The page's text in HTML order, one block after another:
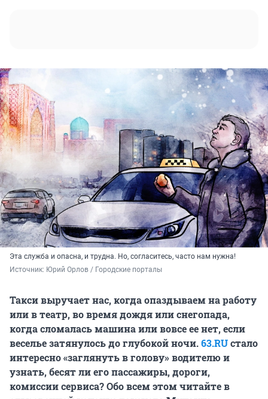
Эта служба и опасна, и трудна. Но, согласитесь, часто нам нужна!
Источник: Юрий Орлов / Городские порталы
Такси выручает нас, когда опаздываем на работу
или в театр, во время дождя или снегопада,
когда сломалась машина или вовсе ее нет, если
веселье затянулось до глубокой ночи.63.RUстало
интересно «заглянуть в голову» водителю и
узнать, бесят ли его пассажиры, дороги,
комиссии сервиса? Обо всем этом читайте в